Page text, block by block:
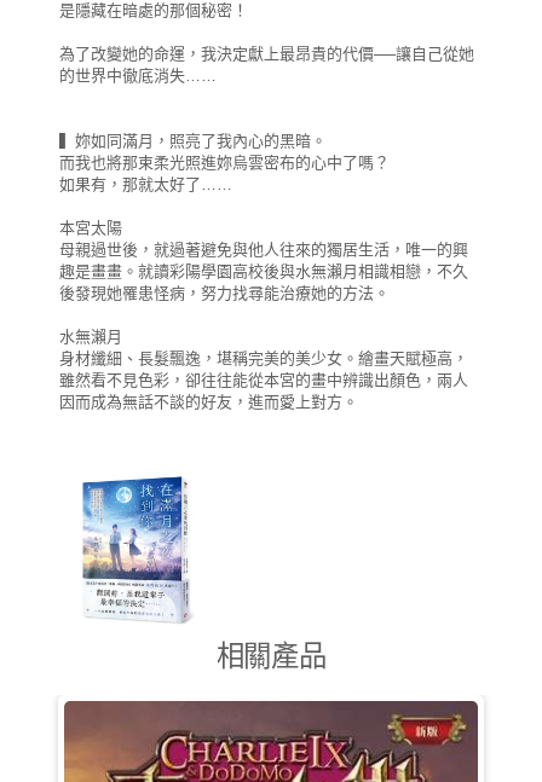
是隱藏在暗處的那個秘密！
為了改變她的命運，我決定獻上最昂貴的代價──讓自己從她
的世界中徹底消失……
▍妳如同滿月，照亮了我內心的黑暗。
而我也將那束柔光照進妳烏雲密布的心中了嗎？
如果有，那就太好了……
本宮太陽
母親過世後，就過著避免與他人往來的獨居生活，唯一的興
趣是畫畫。就讀彩陽學園高校後與水無瀨月相識相戀，不久
後發現她罹患怪病，努力找尋能治療她的方法。
水無瀨月
身材纖細、長髮飄逸，堪稱完美的美少女。繪畫天賦極高，
雖然看不見色彩，卻往往能從本宮的畫中辨識出顏色，兩人
因而成為無話不談的好友，進而愛上對方。
相關產品